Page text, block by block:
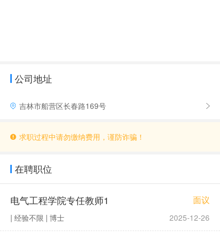
公司地址
吉林市船营区长春路169号
求职过程中请勿缴纳费用，谨防诈骗！
在聘职位
电气工程学院专任教师1 面议
| 经验不限 | 博士 2025-12-26